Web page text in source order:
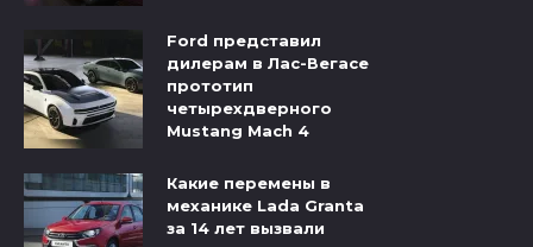
Ford представил
дилерам в Лас-Вегасе
прототип
четырехдверного
Mustang Mach 4
Какие перемены в
механике Lada Granta
за 14 лет вызвали